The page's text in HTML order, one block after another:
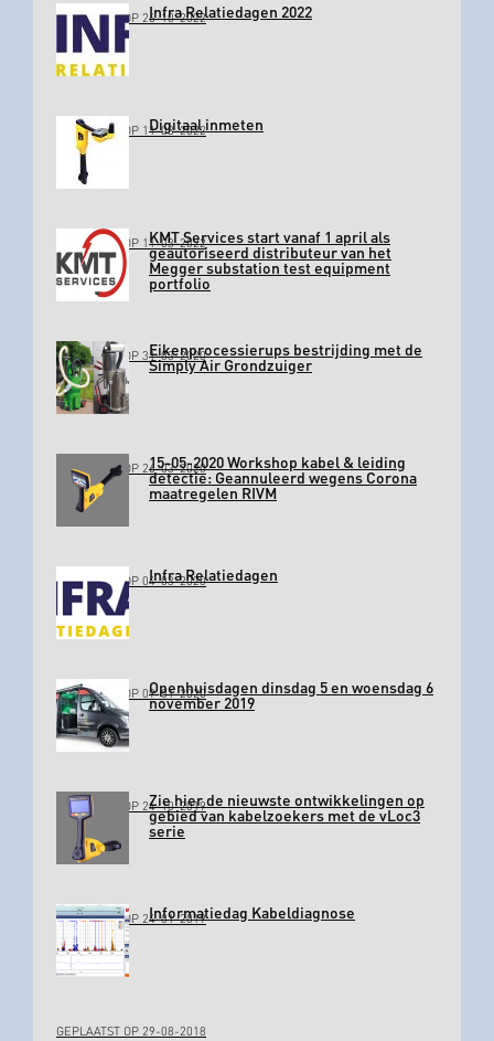
GEPLAATST OP 26-10-2022Infra Relatiedagen 2022
GEPLAATST OP 11-03-2022Digitaal inmeten
GEPLAATST OP 11-03-2022KMT Services start vanaf 1 april als
geautoriseerd distributeur van het
Megger substation test equipment
portfolio
GEPLAATST OP 31-03-2020Eikenprocessierups bestrijding met de
Simply Air Grondzuiger
GEPLAATST OP 26-03-202015-05-2020 Workshop kabel & leiding
detectie: Geannuleerd wegens Corona
maatregelen RIVM
GEPLAATST OP 04-03-2020Infra Relatiedagen
GEPLAATST OP 09-01-2020Openhuisdagen dinsdag 5 en woensdag 6
november 2019
GEPLAATST OP 24-10-2019Zie hier de nieuwste ontwikkelingen op
gebied van kabelzoekers met de vLoc3
serie
GEPLAATST OP 24-01-2019Informatiedag Kabeldiagnose
GEPLAATST OP 29-08-2018